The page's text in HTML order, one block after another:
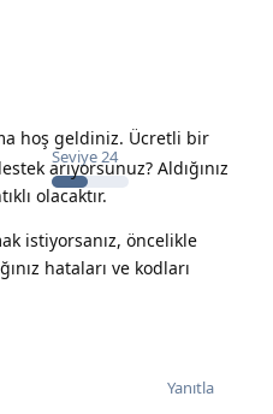
Seviye24
hoş geldiniz. Ücretli bir
arıyorsunuz? Aldığınız
olacaktır.
istiyorsanız, öncelikle
hataları ve kodları
Yanıtla